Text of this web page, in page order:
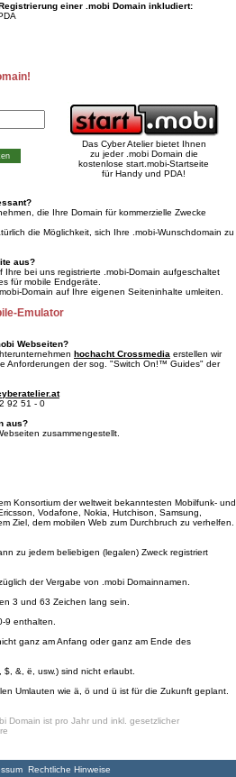
einer .mobi Domain inkludiert:
Das Cyber Atelier bietet Ihnen
zu jeder .mobi Domain die
kostenlose start.mobi-Startseite
für Handy und PDA!
die Ihre Domain für kommerzielle Zwecke
die Möglichkeit, sich Ihre .mobi-Wunschdomain zu
aus?
Ihre bei uns registrierte .mobi-Domain aufgeschaltet
für mobile Endgeräte.
Domain auf Ihre eigenen Seiteninhalte umleiten.
Emulator
Webseiten?
hochacht Crossmedia erstellen wir
Anforderungen der sog. "Switch On!™ Guides" der
92 51 - 0
aus?
zusammengestellt.
Konsortium der weltweit bekanntesten Mobilfunk- und
Vodafone, Nokia, Hutchison, Samsung,
Ziel, dem mobilen Web zum Durchbruch zu verhelfen.
zu jedem beliebigen (legalen) Zweck registriert
der Vergabe von .mobi Domainnamen.
3 und 63 Zeichen lang sein.
9 enthalten.
ganz am Anfang oder ganz am Ende des
&, ë, usw.) sind nicht erlaubt.
Umlauten wie ä, ö und ü ist für die Zukunft geplant.
Domain ist pro Jahr und inkl. gesetzlicher
Rechtliche Hinweise